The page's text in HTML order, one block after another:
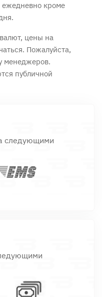
ежедневно кроме
цены на
Пожалуйста,
менеджеров.
публичной
следующими